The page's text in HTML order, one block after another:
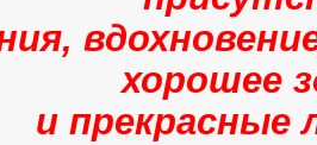
хорошее
и прекрасные